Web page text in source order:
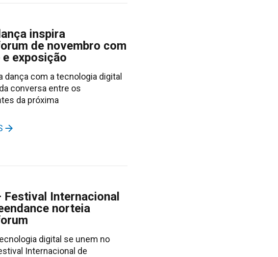
inspira
de novembro com
exposição
dança com a tecnologia digital
conversa entre os
da próxima
Festival Internacional
norteia
digital se unem no
Internacional de